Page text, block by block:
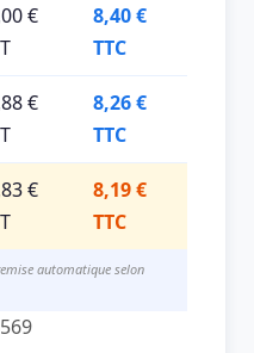
€
8,40 €
TTC
€
8,26 €
TTC
€
8,19 €
TTC
automatique selon